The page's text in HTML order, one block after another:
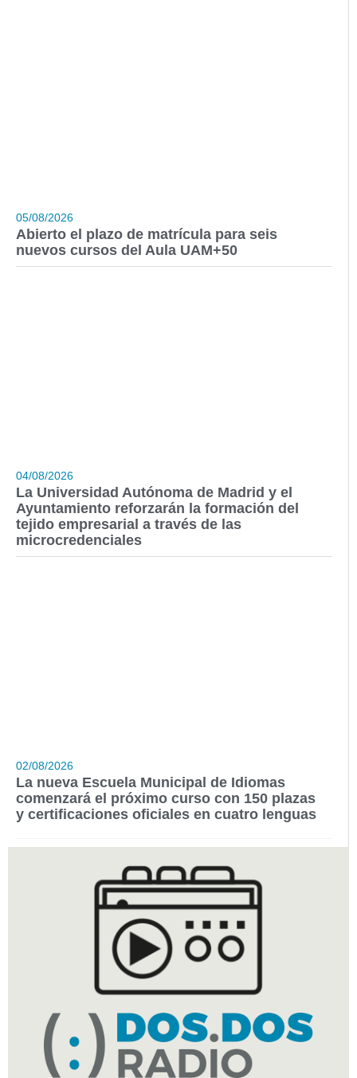
05/08/2026
Abierto el plazo de matrícula para seis
nuevos cursos del Aula UAM+50
04/08/2026
La Universidad Autónoma de Madrid y el
Ayuntamiento reforzarán la formación del
tejido empresarial a través de las
microcredenciales
02/08/2026
La nueva Escuela Municipal de Idiomas
comenzará el próximo curso con 150 plazas
y certificaciones oficiales en cuatro lenguas